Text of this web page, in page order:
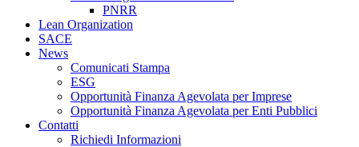
PNRR
Lean Organization
SACE
News
Comunicati Stampa
ESG
Opportunità Finanza Agevolata per Imprese
Opportunità Finanza Agevolata per Enti Pubblici
Contatti
Richiedi Informazioni